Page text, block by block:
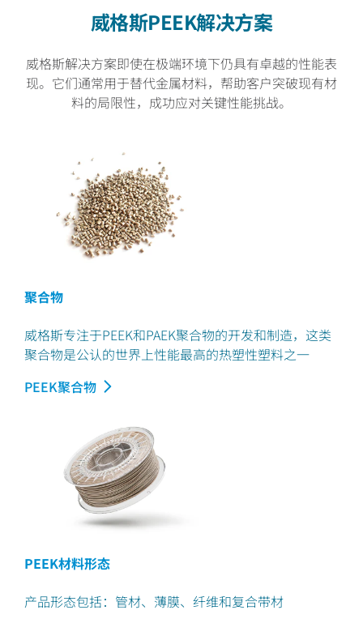
威格斯PEEK解决方案
威格斯解决方案即使在极端环境下仍具有卓越的性能表
现。它们通常用于替代金属材料，帮助客户突破现有材
料的局限性，成功应对关键性能挑战。
聚合物
威格斯专注于PEEK和PAEK聚合物的开发和制造，这类
聚合物是公认的世界上性能最高的热塑性塑料之一
PEEK聚合物
PEEK材料形态
产品形态包括：管材、薄膜、纤维和复合带材